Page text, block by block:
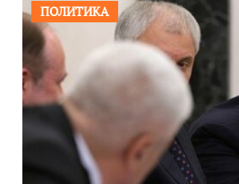
ПОЛИТИКА